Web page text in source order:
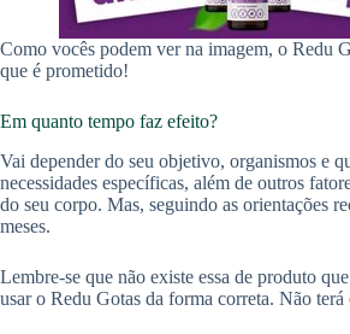
Como vocês podem ver na imagem, o Redu
que é prometido!
Em quanto tempo faz efeito?
Vai depender do seu objetivo, organismos e
necessidades específicas, além de outros
do seu corpo. Mas, seguindo as orientações
meses.
Lembre-se que não existe essa de produto
usar o Redu Gotas da forma correta. Não terá